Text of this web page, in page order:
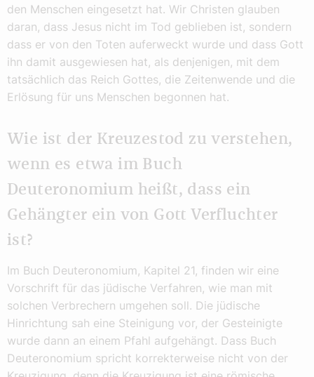
den Menschen eingesetzt hat. Wir Christen glauben
daran, dass Jesus nicht im Tod geblieben ist, sondern
dass er von den Toten auferweckt wurde und dass Gott
ihn damit ausgewiesen hat, als denjenigen, mit dem
tatsächlich das Reich Gottes, die Zeitenwende und die
Erlösung für uns Menschen begonnen hat.
Wie ist der Kreuzestod zu verstehen,
wenn es etwa im Buch
Deuteronomium heißt, dass ein
Gehängter ein von Gott Verfluchter
ist?
Im Buch Deuteronomium, Kapitel 21, finden wir eine
Vorschrift für das jüdische Verfahren, wie man mit
solchen Verbrechern umgehen soll. Die jüdische
Hinrichtung sah eine Steinigung vor, der Gesteinigte
wurde dann an einem Pfahl aufgehängt. Dass Buch
Deuteronomium spricht korrekterweise nicht von der